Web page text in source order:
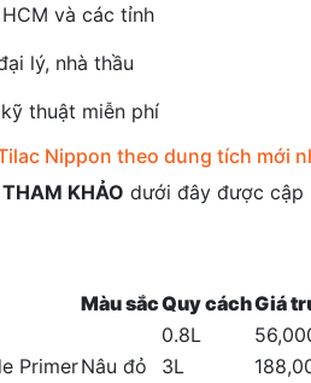
và các tỉnh
lý, nhà thầu
thuật miễn phí
Nippon theo dung tích mới
THAM KHẢO dưới đây được cập
Màu sắcQuy cáchGiá
PrimerNâu đỏ
0.8L
3L